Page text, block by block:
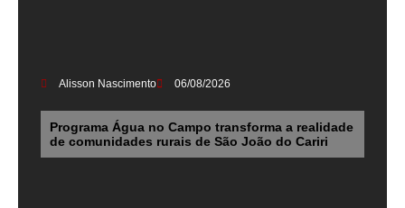
Alisson Nascimento 06/08/2026
Programa Água no Campo transforma a realidade
de comunidades rurais de São João do Cariri